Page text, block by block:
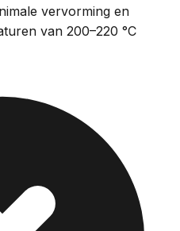
vervorming en
van 200–220 °C